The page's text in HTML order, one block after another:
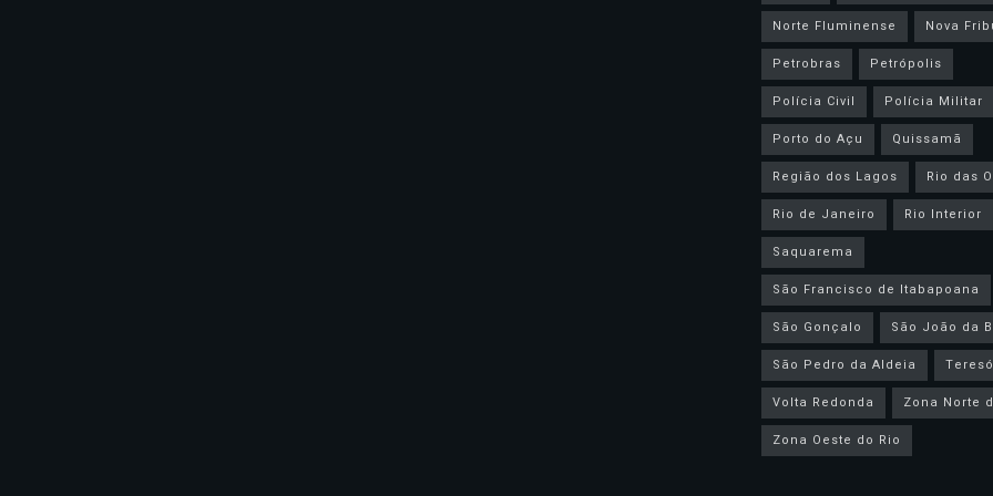
Norte Fluminense
Nova
Petrobras
Petrópolis
Polícia Civil
Polícia Militar
Porto do Açu
Quissamã
Região dos Lagos
Rio das
Rio de Janeiro
Rio Interior
Saquarema
São Francisco de Itabapoana
São Gonçalo
São João da
São Pedro da Aldeia
Volta Redonda
Zona Norte
Zona Oeste do Rio